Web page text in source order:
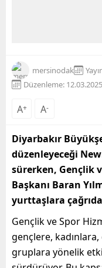
mersinodak
Düzenleme:
A+ A-
Diyarbakır
düzenleyeceği
sürerken, Gençlik
Başkanı Baran
yurttaşlara
Gençlik ve Spor
gençlere,
gruplara yönelik